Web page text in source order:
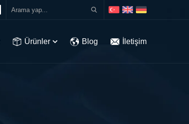
Ürünler Blog İletişim